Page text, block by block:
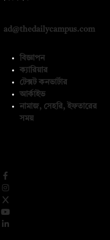
ad@thedailycampus.com
বিজ্ঞাপন
ক্যারিয়ার
টেক্সট কনভার্টার
আর্কাইভ
নামাজ, সেহরি, ইফতারের
সময়